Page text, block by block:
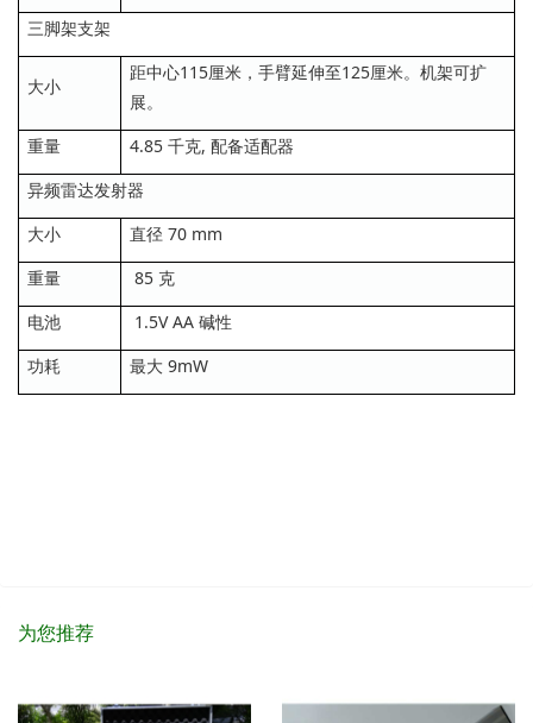
三脚架支架
大小
距中心115厘米，手臂延伸至125厘米。机架可扩
展。
重量
4.85 千克, 配备适配器
异频雷达发射器
大小
直径 70 mm
重量
85 克
电池
1.5V AA 碱性
功耗
最大 9mW
为您推荐